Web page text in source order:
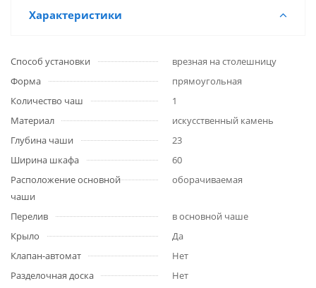
Характеристики
Способ установки
врезная на столешницу
Форма
прямоугольная
Количество чаш
1
Материал
искусственный камень
Глубина чаши
23
Ширина шкафа
60
Расположение основной
чаши
оборачиваемая
Перелив
в основной чаше
Крыло
Да
Клапан-автомат
Нет
Разделочная доска
Нет